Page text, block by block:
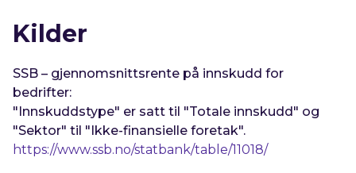
Kilder
SSB – gjennomsnittsrente på innskudd for
bedrifter:
"Innskuddstype" er satt til "Totale innskudd " og
"Sektor" til " Ikke-finansielle foretak".
https://www.ssb.no/statbank/table/11018/